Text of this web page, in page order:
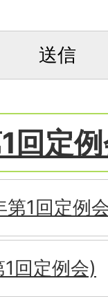
回定
第1回定例
回定例会)